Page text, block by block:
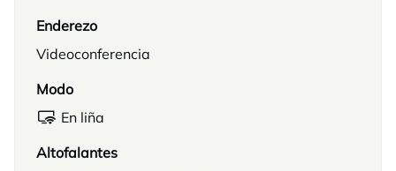
Enderezo
Videoconferencia
Modo
En liña
Altofalantes